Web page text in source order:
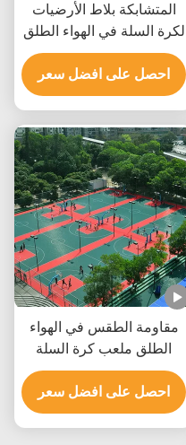
المتشابكة بلاط الأرضيات
لكرة السلة في الهواء الطلق
للمحكمة الرياضية
احصل على افضل سعر
مقاومة الطقس في الهواء
الطلق ملعب كرة السلة
بلاط مادة البولي بروبيلين مع
متعدد الألوان
احصل على افضل سعر